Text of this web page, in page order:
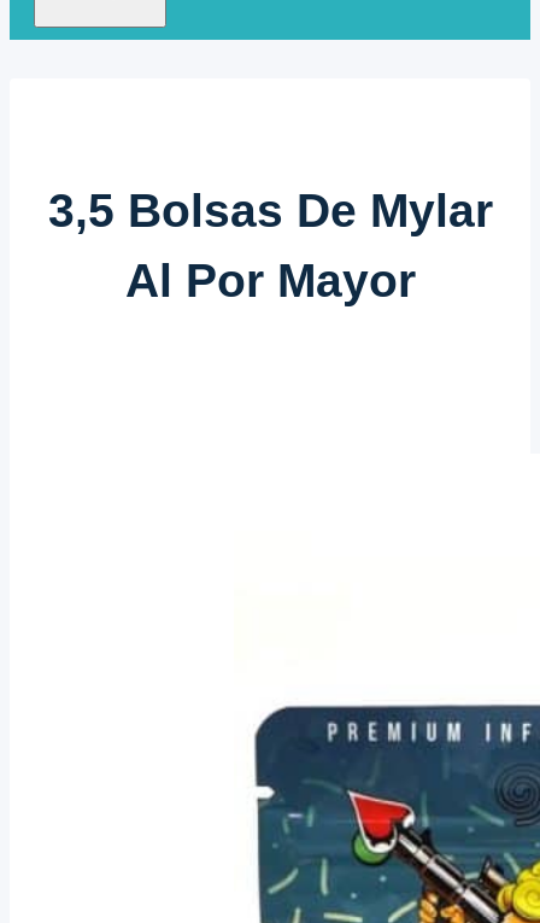
3,5 Bolsas De Mylar
Al Por Mayor